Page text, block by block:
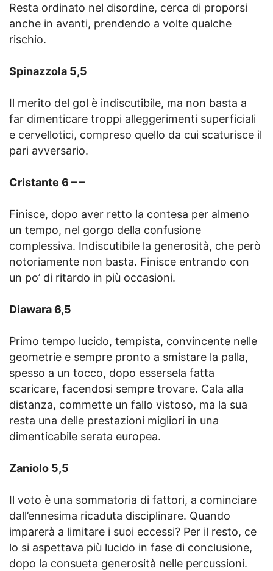
Resta ordinato nel disordine, cerca di proporsi
anche in avanti, prendendo a volte qualche
rischio.
Spinazzola 5,5
Il merito del gol è indiscutibile, ma non basta a
far dimenticare troppi alleggerimenti superficiali
e cervellotici, compreso quello da cui scaturisce il
pari avversario.
Cristante 6 – –
Finisce, dopo aver retto la contesa per almeno
un tempo, nel gorgo della confusione
complessiva. Indiscutibile la generosità, che però
notoriamente non basta. Finisce entrando con
un po’ di ritardo in più occasioni.
Diawara 6,5
Primo tempo lucido, tempista, convincente nelle
geometrie e sempre pronto a smistare la palla,
spesso a un tocco, dopo essersela fatta
scaricare, facendosi sempre trovare. Cala alla
distanza, commette un fallo vistoso, ma la sua
resta una delle prestazioni migliori in una
dimenticabile serata europea.
Zaniolo 5,5
Il voto è una sommatoria di fattori, a cominciare
dall’ennesima ricaduta disciplinare. Quando
imparerà a limitare i suoi eccessi? Per il resto, ce
lo si aspettava più lucido in fase di conclusione,
dopo la consueta generosità nelle percussioni.